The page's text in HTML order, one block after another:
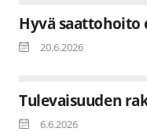
Hyvä
20.6.2026
Tulevaisuuden
6.6.2026